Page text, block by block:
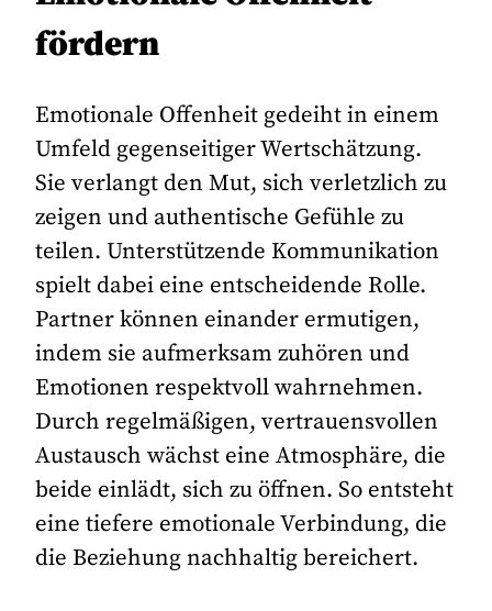
fördern
Emotionale Offenheit gedeiht in einem
Umfeld gegenseitiger Wertschätzung.
Sie verlangt den Mut, sich verletzlich zu
zeigen und authentische Gefühle zu
teilen. Unterstützende Kommunikation
spielt dabei eine entscheidende Rolle.
Partner können einander ermutigen,
indem sie aufmerksam zuhören und
Emotionen respektvoll wahrnehmen.
Durch regelmäßigen, vertrauensvollen
Austausch wächst eine Atmosphäre, die
beide einlädt, sich zu öffnen. So entsteht
eine tiefere emotionale Verbindung, die
die Beziehung nachhaltig bereichert.